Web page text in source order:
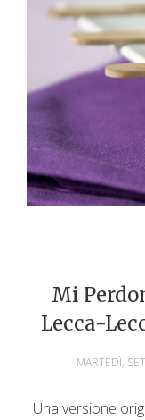
Mi
Lecca-
MARTEDÌ,
Una versione